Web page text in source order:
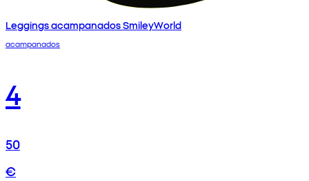
Leggings acampanados SmileyWorld
acampanados
4
50
€